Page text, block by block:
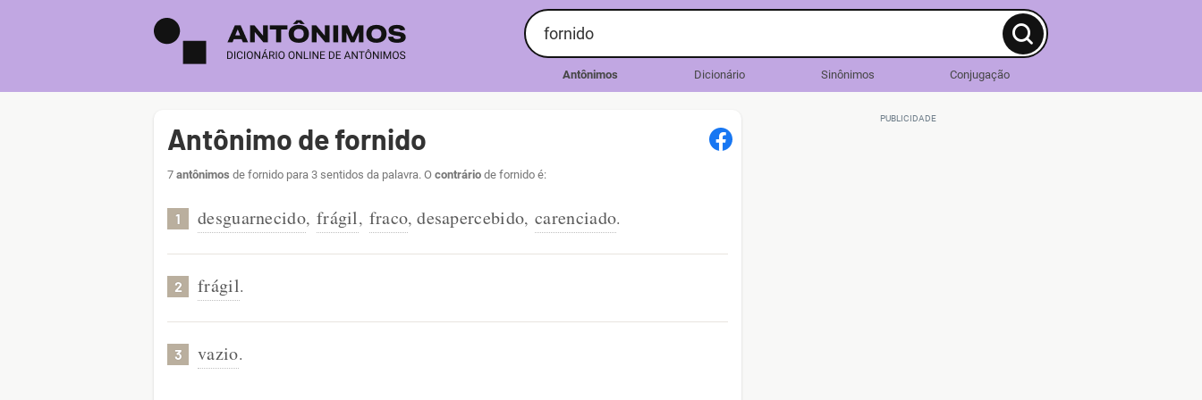
Antônimos Dicionário Sinônimos Conjugação
Antônimo de fornido
7 antônimos de fornido para 3 sentidos da palavra. O contrário de fornido é:
1 desguarnecido, frágil, fraco,desapercebido, carenciado.
2 frágil.
3 vazio.